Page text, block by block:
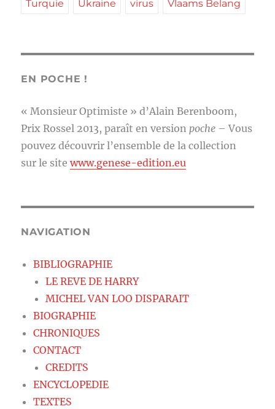
Turquie Ukraine virus Vlaams Belang
EN POCHE !
« Monsieur Optimiste » d’Alain Berenboom,
Prix Rossel 2013, paraît en version poche – Vous
pouvez découvrir l’ensemble de la collection
sur le sitewww.genese-edition.eu
NAVIGATION
BIBLIOGRAPHIE
LE REVE DE HARRY
MICHEL VAN LOO DISPARAIT
BIOGRAPHIE
CHRONIQUES
CONTACT
CREDITS
ENCYCLOPEDIE
TEXTES